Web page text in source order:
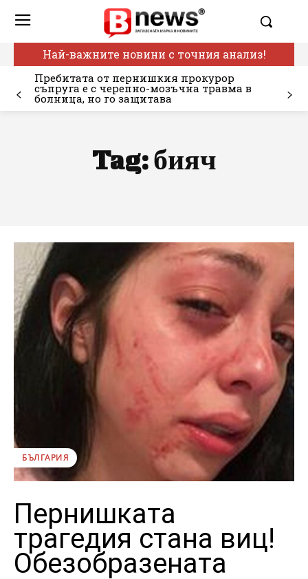
Най-важните новини с точния анализ!
Пребитата от пернишкия прокурор
съпруга е с черепно-мозъчна травма в
болница, но го защитава
Tag:бияч
БЪЛГАРИЯ
Пернишката
трагедия стана виц!
Обезобразената